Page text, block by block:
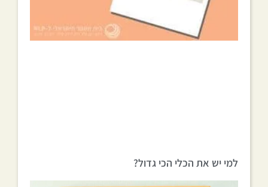
למי יש את הכלי הכי גדול?